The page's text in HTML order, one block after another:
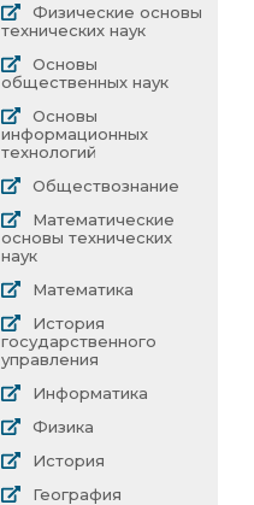
Физические основы
технических наук
Основы
общественных наук
Основы
информационных
технологий
Обществознание
Математические
основы технических
наук
Математика
История
государственного
управления
Информатика
Физика
История
География